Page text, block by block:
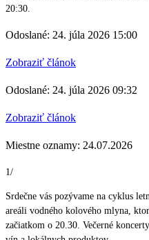
20:30.
Odoslané: 24. júla 2026 15:00
Zobraziť článok
Odoslané: 24. júla 2026 09:32
Zobraziť článok
Miestne oznamy: 24.07.2026
1/
Srdečne vás pozývame na cyklus
areáli vodného kolového mlyna,
začiatkom o 20.30. Večerné